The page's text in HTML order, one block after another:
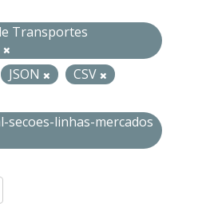
Transportes
JSON
CSV
secoes-linhas-mercados